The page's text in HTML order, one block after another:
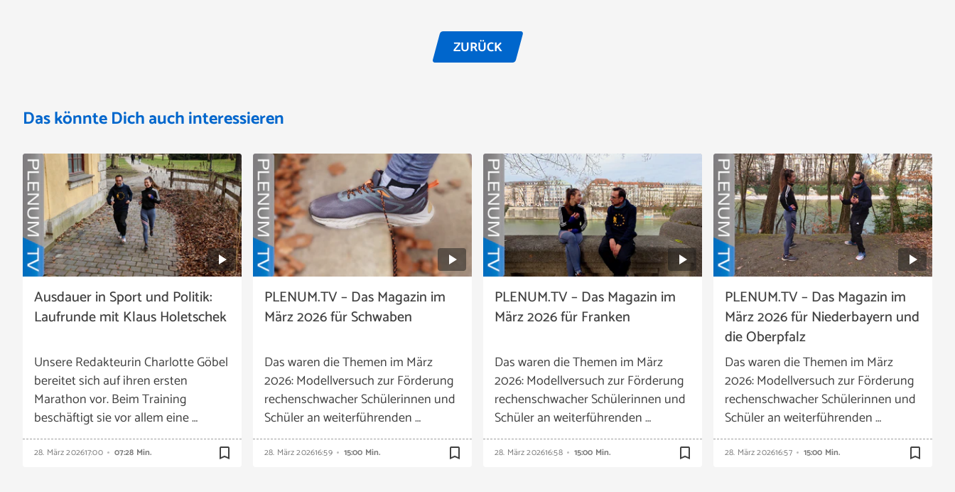
ZURÜCK
Das könnte Dich auch interessieren
Ausdauer in Sport und Politik:
Laufrunde mit Klaus Holetschek
Unsere Redakteurin Charlotte Göbel
bereitet sich auf ihren ersten
Marathon vor. Beim Training
beschäftigt sie vor allem eine …
28. März 202617:00 07:28 Min. bookmark_border
PLENUM.TV – Das Magazin im
März 2026 für Schwaben
Das waren die Themen im März
2026: Modellversuch zur Förderung
rechenschwacher Schülerinnen und
Schüler an weiterführenden …
28. März 202616:59 15:00 Min. bookmark_border
PLENUM.TV – Das Magazin im
März 2026 für Franken
Das waren die Themen im März
2026: Modellversuch zur Förderung
rechenschwacher Schülerinnen und
Schüler an weiterführenden …
28. März 202616:58 15:00 Min. bookmark_border
PLENUM.TV – Das Magazin im
März 2026 für Niederbayern und
die Oberpfalz
Das waren die Themen im März
2026: Modellversuch zur Förderung
rechenschwacher Schülerinnen und
Schüler an weiterführenden …
28. März 202616:57 15:00 Min. bookmark_border